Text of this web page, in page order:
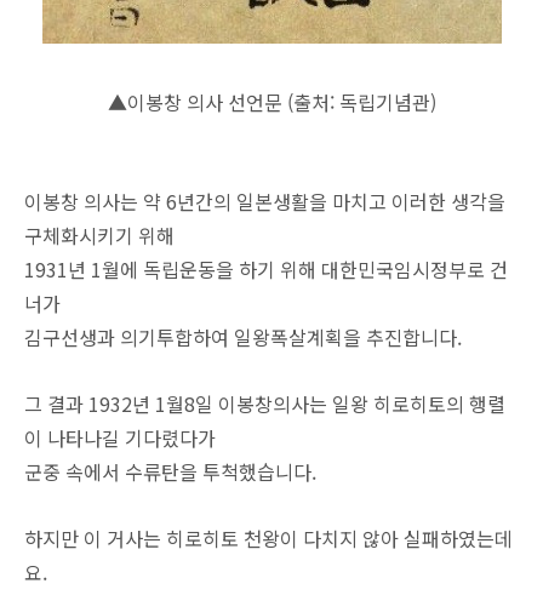
▲이봉창 의사 선언문 (출처: 독립기념관)
이봉창 의사는 약 6년간의 일본생활을 마치고 이러한 생각을
구체화시키기 위해
1931년 1월에 독립운동을 하기 위해 대한민국임시정부로 건
너가
김구선생과 의기투합하여 일왕폭살계획을 추진합니다.
그 결과 1932년 1월8일 이봉창의사는 일왕 히로히토의 행렬
이 나타나길 기다렸다가
군중 속에서 수류탄을 투척했습니다.
하지만 이 거사는 히로히토 천왕이 다치지 않아 실패하였는데
요.